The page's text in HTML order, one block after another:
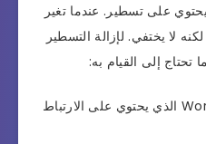
على تسطير. عندما تغير
لا يختفي. لإزالة التسطير
تحتاج إلى القيام به:
: قم بتشغيل مستند Word الذي يحتوي على الارتباط